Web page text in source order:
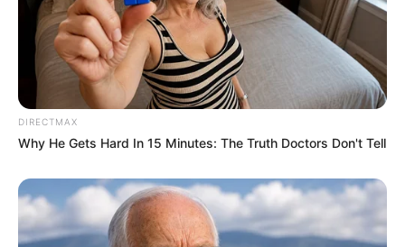
DIRECTMAX
Why He Gets Hard In 15 Minutes: The Truth Doctors Don't Tell